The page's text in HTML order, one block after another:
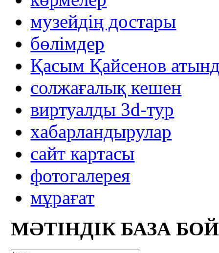
музейдің достары
бөлімдер
Қасым Қайсенов
солжағалық кешен
виртуалды 3d-тур
xабарландырулар
сайт картасы
фотогалерея
мұрағат
МӘТІНДІК БАЗА